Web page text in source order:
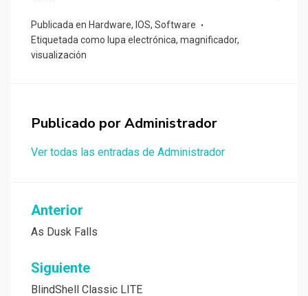
Publicada en Hardware, IOS, Software
Etiquetada como lupa electrónica, magnificador,
visualización
Publicado porAdministrador
Ver todas las entradas de Administrador
Navegación
de
entradas
Anterior
As Dusk Falls
Siguiente
BlindShell Classic LITE